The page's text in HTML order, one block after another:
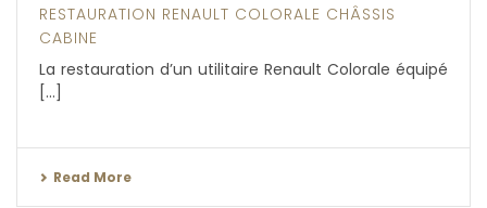
RESTAURATION RENAULT COLORALE CHÂSSIS
CABINE
La restauration d’un utilitaire Renault Colorale équipé
[...]
Read More